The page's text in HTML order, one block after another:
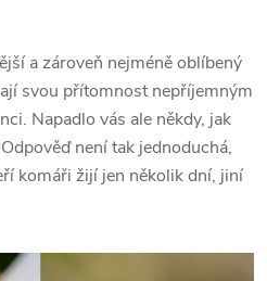
a zároveň nejméně oblíbený
svou přítomnost nepříjemným
Napadlo vás ale někdy, jak
není tak jednoduchá,
komáři žijí jen několik dní, jiní